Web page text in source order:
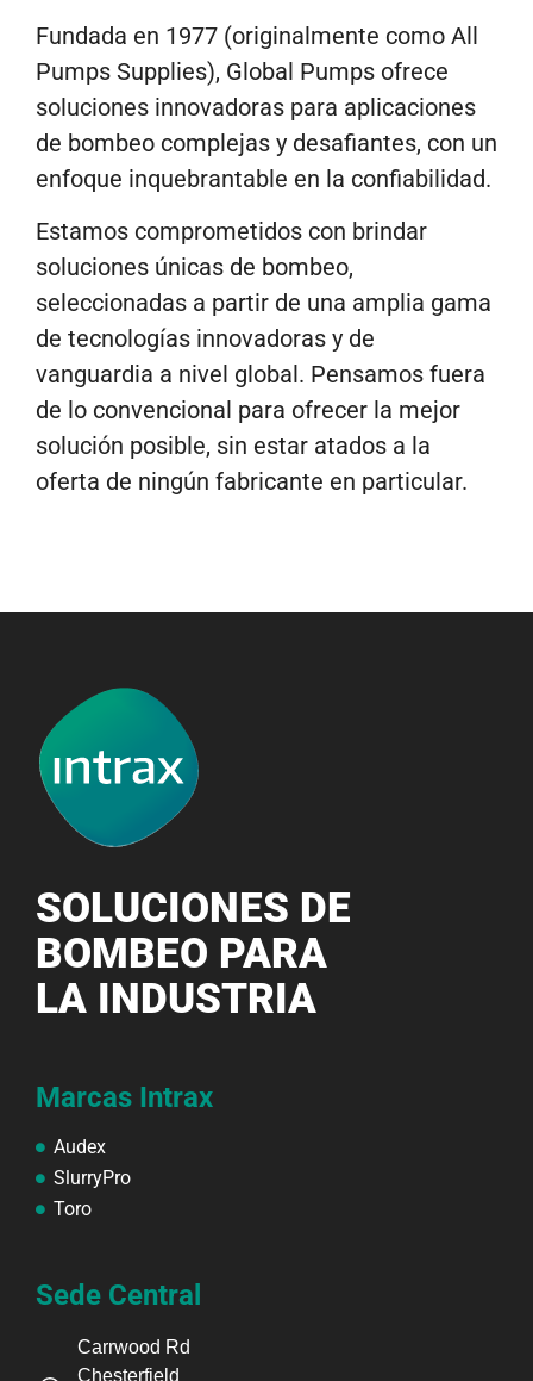
Fundada en 1977 (originalmente como All
Pumps Supplies), Global Pumps ofrece
soluciones innovadoras para aplicaciones
de bombeo complejas y desafiantes, con un
enfoque inquebrantable en la confiabilidad.
Estamos comprometidos con brindar
soluciones únicas de bombeo,
seleccionadas a partir de una amplia gama
de tecnologías innovadoras y de
vanguardia a nivel global. Pensamos fuera
de lo convencional para ofrecer la mejor
solución posible, sin estar atados a la
oferta de ningún fabricante en particular.
SOLUCIONES DE
BOMBEO PARA
LA INDUSTRIA
Marcas Intrax
Audex
SlurryPro
Toro
Sede Central
Carrwood Rd
Chesterfield